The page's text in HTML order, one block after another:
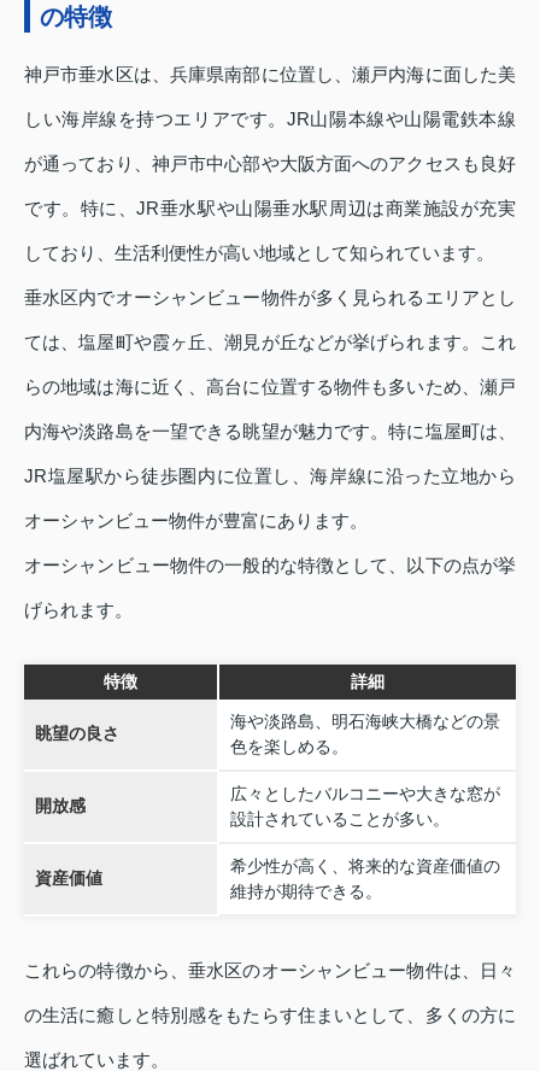
の特徴
神戸市垂水区は、兵庫県南部に位置し、瀬戸内海に面した美
しい海岸線を持つエリアです。JR山陽本線や山陽電鉄本線
が通っており、神戸市中心部や大阪方面へのアクセスも良好
です。特に、JR垂水駅や山陽垂水駅周辺は商業施設が充実
しており、生活利便性が高い地域として知られています。
垂水区内でオーシャンビュー物件が多く見られるエリアとし
ては、塩屋町や霞ヶ丘、潮見が丘などが挙げられます。これ
らの地域は海に近く、高台に位置する物件も多いため、瀬戸
内海や淡路島を一望できる眺望が魅力です。特に塩屋町は、
JR塩屋駅から徒歩圏内に位置し、海岸線に沿った立地から
オーシャンビュー物件が豊富にあります。
オーシャンビュー物件の一般的な特徴として、以下の点が挙
げられます。
特徴 詳細
眺望の良さ
海や淡路島、明石海峡大橋などの景
色を楽しめる。
開放感
広々としたバルコニーや大きな窓が
設計されていることが多い。
資産価値
希少性が高く、将来的な資産価値の
維持が期待できる。
これらの特徴から、垂水区のオーシャンビュー物件は、日々
の生活に癒しと特別感をもたらす住まいとして、多くの方に
選ばれています。